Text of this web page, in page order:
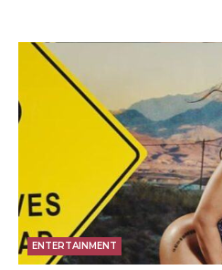
ENTERTAINMENT